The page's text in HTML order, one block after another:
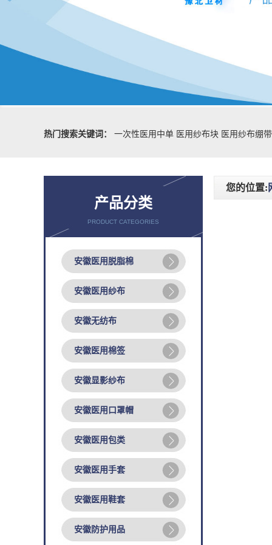
热门搜索关键词： 一次性医用中单 医用纱布块 医用纱布绷带
产品分类
PRODUCT CATEGORIES
安徽医用脱脂棉
安徽医用纱布
安徽无纺布
安徽医用棉签
安徽显影纱布
安徽医用口罩帽
安徽医用包类
安徽医用手套
安徽医用鞋套
安徽防护用品
您的位置: